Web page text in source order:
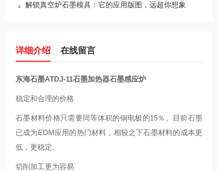
解锁真空炉石墨模具：它的应用版图，远超你想象
详细介绍 在线留言
东海石墨ATDJ-11石墨加热器石墨感应炉
稳定和合理的价格
石墨材料价格只需要同等体积的铜电极的15％。目前石墨
已成为EDM应用的热门材料，相较之下石墨材料的成本更
低，更稳定。
切削加工更为容易